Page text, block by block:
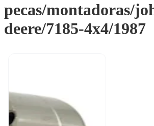
pecas/montadoras/
deere/7185-4x4/1987